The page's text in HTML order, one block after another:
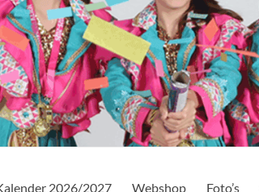
2026/2027 Webshop Foto’s